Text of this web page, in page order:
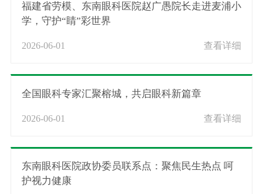
福建省劳模、东南眼科医院赵广愚院长走进麦浦小
学，守护“睛”彩世界
2026-06-01 查看详细
全国眼科专家汇聚榕城，共启眼科新篇章
2026-06-01 查看详细
东南眼科医院政协委员联系点：聚焦民生热点 呵
护视力健康